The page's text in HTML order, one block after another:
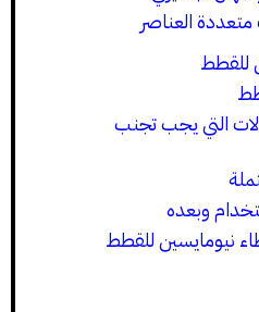
العناصر
للقطط
التي يجب تجنب
وبعده
نيومايسين للقطط